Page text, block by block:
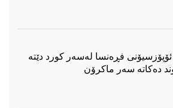
فڕەنسا لەسەر كورد دێتە
دەكاتە سەر ماكرۆن